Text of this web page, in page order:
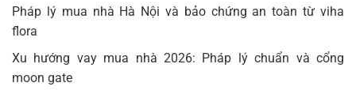
Pháp lý mua nhà Hà Nội và bảo chứng an toàn từ viha
flora
Xu hướng vay mua nhà 2026: Pháp lý chuẩn và cổng
moon gate